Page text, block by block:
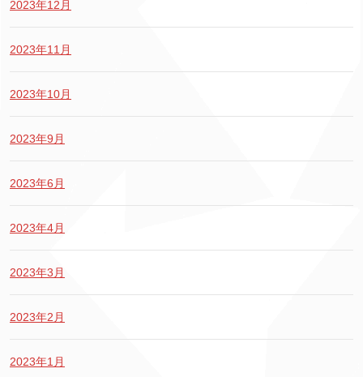
2023年12月
2023年11月
2023年10月
2023年9月
2023年6月
2023年4月
2023年3月
2023年2月
2023年1月